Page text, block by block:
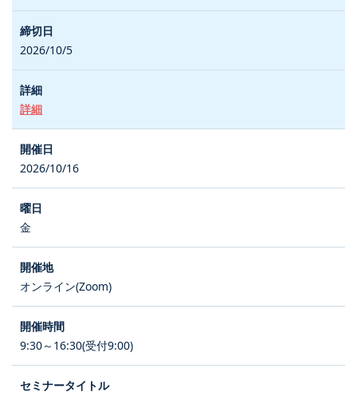
2026/10/5
詳細
2026/10/16
金
オンライン(Zoom)
9:30～16:30(受付9:00)